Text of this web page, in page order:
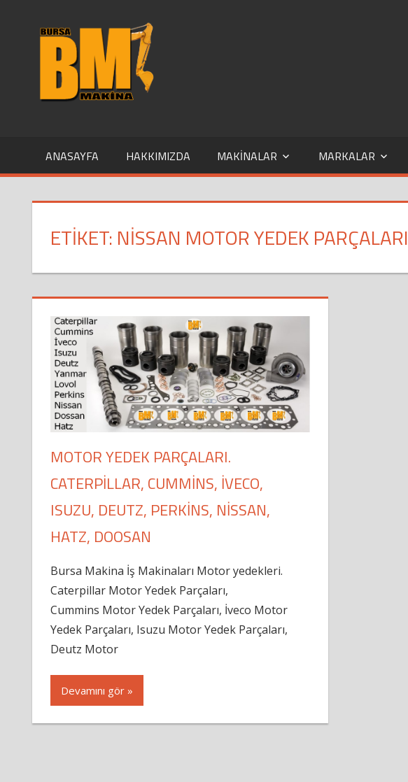
ANASAYFA HAKKIMIZDA MAKINALAR MARKALAR
ETIKET: NISSAN MOTOR YEDEK PARÇALARI
MOTOR YEDEK PARÇALARI.
CATERPILLAR, CUMMINS, İVECO,
ISUZU, DEUTZ, PERKINS, NISSAN,
HATZ, DOOSAN
Bursa Makina İş Makinaları Motor yedekleri.
Caterpillar Motor Yedek Parçaları,
Cummins Motor Yedek Parçaları, İveco Motor
Yedek Parçaları, Isuzu Motor Yedek Parçaları,
Deutz Motor
Devamını gör »